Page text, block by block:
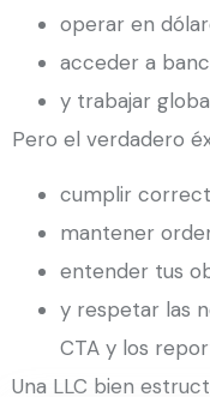
operar en
acceder a
y trabajar
Pero el verdadero
cumplir
mantener
entender tus
y respetar las
CTA y los
Una LLC bien